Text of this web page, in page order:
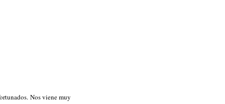
Nos viene muy